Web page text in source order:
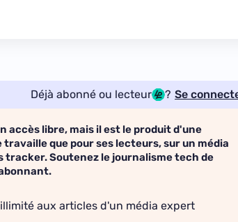
Déjà abonné ou lecteur ? Se
accès libre, mais il est le produit d'une
que pour ses lecteurs, sur un média
tracker. Soutenez le journalisme tech de
aux articles d'un média expert